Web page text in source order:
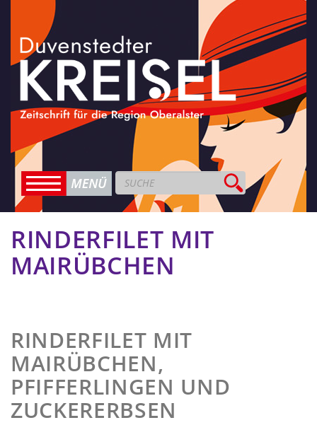
RINDERFILET MIT
MAIRÜBCHEN
RINDERFILET MIT
MAIRÜBCHEN,
PFIFFERLINGEN UND
ZUCKERERBSEN